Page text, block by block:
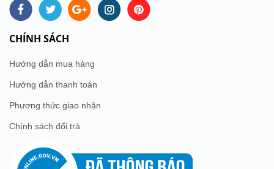
CHÍNH SÁCH
Hướng dẫn mua hàng
Hướng dẫn thanh toán
Phương thức giao nhận
Chính sách đổi trả